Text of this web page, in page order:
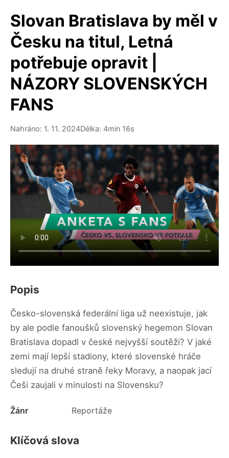
Slovan Bratislava by měl v
Česku na titul, Letná
potřebuje opravit |
NÁZORY SLOVENSKÝCH
FANS
Nahráno: 1. 11. 2024Délka: 4min 16s
Popis
Česko-slovenská federální liga už neexistuje, jak
by ale podle fanoušků slovenský hegemon Slovan
Bratislava dopadl v české nejvyšší soutěži? V jaké
zemi mají lepší stadiony, které slovenské hráče
sledují na druhé straně řeky Moravy, a naopak jací
Češi zaujali v minulosti na Slovensku?
Žánr Reportáže
Klíčová slova